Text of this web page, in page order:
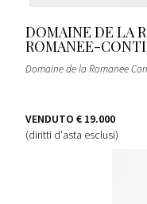
DOMAINE DE LA
ROMANEE-
Domaine de la Romanee
VENDUTO € 19.000
(diritti d'asta esclusi)